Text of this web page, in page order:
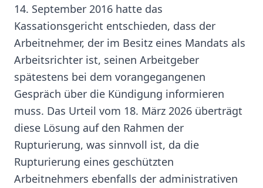
14. September 2016 hatte das
Kassationsgericht entschieden, dass der
Arbeitnehmer, der im Besitz eines Mandats als
Arbeitsrichter ist, seinen Arbeitgeber
spätestens bei dem vorangegangenen
Gespräch über die Kündigung informieren
muss. Das Urteil vom 18. März 2026 überträgt
diese Lösung auf den Rahmen der
Rupturierung, was sinnvoll ist, da die
Rupturierung eines geschützten
Arbeitnehmers ebenfalls der administrativen